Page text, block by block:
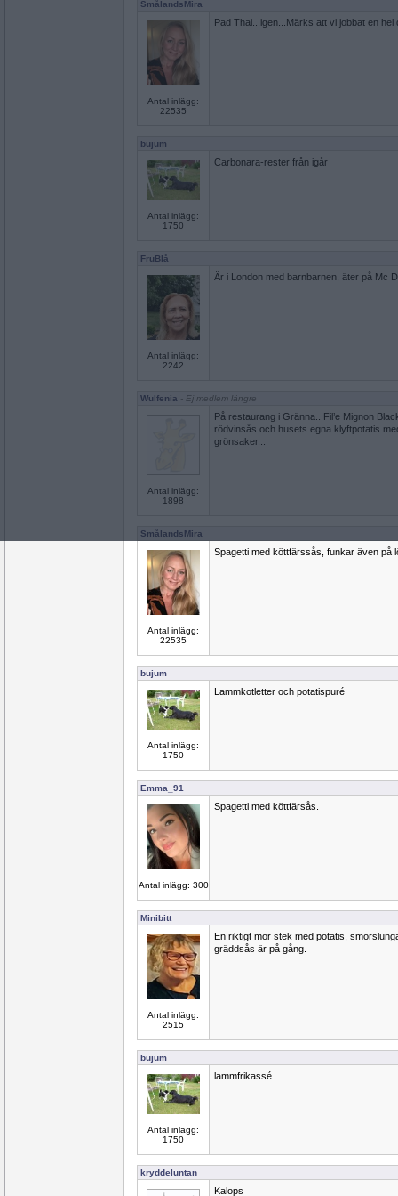
SmålandsMira
Antal inlägg:
22535
Pad Thai...igen...Märks att vi jobbat en hel
bujum
Antal inlägg:
1750
Carbonara-rester från igår
FruBlå
Antal inlägg:
2242
Är i London med barnbarnen, äter på Mc
Wulfenia - Ej medlem längre
Antal inlägg:
1898
På restaurang i Gränna.. Fil’e Mignon
rödvinsås och husets egna klyftpotatis
grönsaker...
SmålandsMira
Antal inlägg:
22535
Spagetti med köttfärssås, funkar även på
bujum
Antal inlägg:
1750
Lammkotletter och potatispuré
Emma_91
Antal inlägg: 300
Spagetti med köttfärsås.
Minibitt
Antal inlägg:
2515
En riktigt mör stek med potatis,
gräddsås är på gång.
bujum
Antal inlägg:
1750
lammfrikassé.
kryddeluntan
Kalops